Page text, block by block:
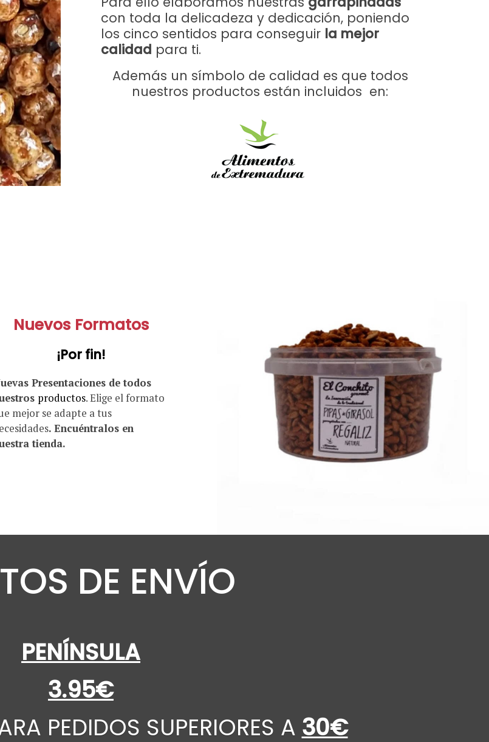
con toda la delicadeza y dedicación, poniendo
los cinco sentidos para conseguir la mejor
calidad para ti.
Además un símbolo de calidad es que todos
nuestros productos están incluidos en:
Nuevos Formatos
¡Por fin!
Presentaciones de todos
productos. Elige el formato
mejor se adapte a tus
. Encuéntralos en
tienda.
DE ENVÍO
PENÍNSULA
3.95€
PEDIDOS SUPERIORES A 30€